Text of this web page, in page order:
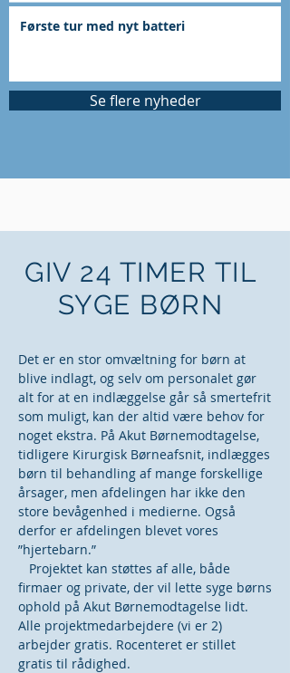
Første tur med nyt batteri
Se flere nyheder
GIV 24 TIMER TIL
SYGE BØRN
Det er en stor omvæltning for børn at
blive indlagt, og selv om personalet gør
alt for at en indlæggelse går så smertefrit
som muligt, kan der altid være behov for
noget ekstra. På Akut Børnemodtagelse,
tidligere Kirurgisk Børneafsnit, indlægges
børn til behandling af mange forskellige
årsager, men afdelingen har ikke den
store bevågenhed i medierne. Også
derfor er afdelingen blevet vores
”hjertebarn.”
Projektet kan støttes af alle, både
firmaer og private, der vil lette syge børns
ophold på Akut Børnemodtagelse lidt.
Alle projektmedarbejdere (vi er 2)
arbejder gratis. Rocenteret er stillet
gratis til rådighed.